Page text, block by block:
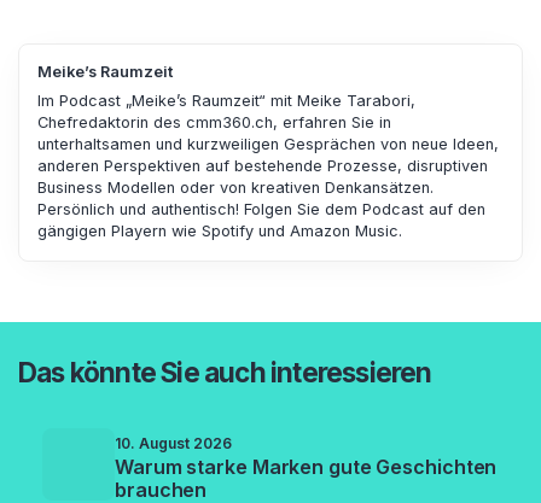
Meike’s Raumzeit
Im Podcast „Meike’s Raumzeit“ mit Meike Tarabori,
Chefredaktorin des cmm360.ch, erfahren Sie in
unterhaltsamen und kurzweiligen Gesprächen von neue Ideen,
anderen Perspektiven auf bestehende Prozesse, disruptiven
Business Modellen oder von kreativen Denkansätzen.
Persönlich und authentisch! Folgen Sie dem Podcast auf den
gängigen Playern wie Spotify und Amazon Music.
Das könnte Sie auch interessieren
10. August 2026
Warum starke Marken gute Geschichten
brauchen